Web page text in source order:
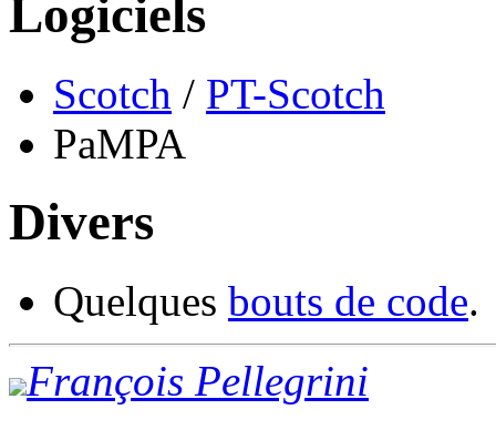
Logiciels
Scotch / PT-Scotch
PaMPA
Divers
Quelques bouts de code.
François Pellegrini